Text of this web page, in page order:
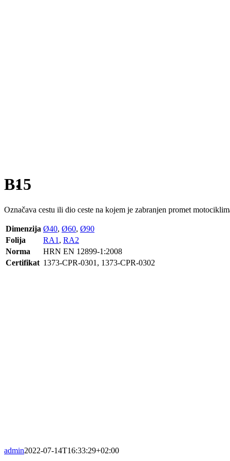
B15
Označava cestu ili dio ceste na kojem je zabranjen promet
Dimenzija Ø40, Ø60, Ø90
Folija
RA1 , RA2
Norma
HRN EN 12899-1:2008
Certifikat 1373-CPR-0301, 1373-CPR-0302
admin2022-07-14T16:33:29+02:00